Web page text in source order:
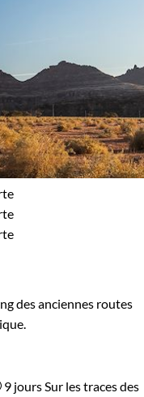
des anciennes routes
9 jours Sur les traces des